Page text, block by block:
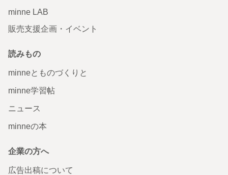
minne LAB
販売支援企画・イベント
読みもの
minneとものづくりと
minne学習帖
ニュース
minneの本
企業の方へ
広告出稿について